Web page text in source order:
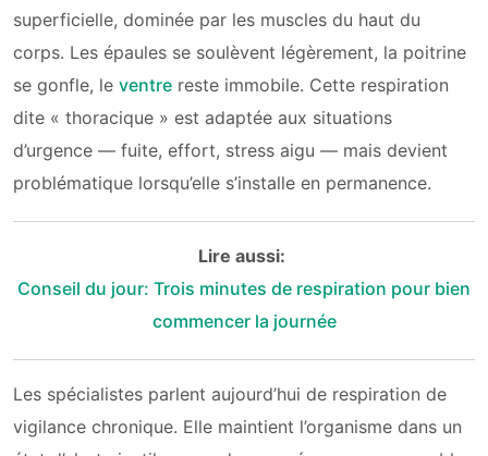
superficielle, dominée par les muscles du haut du
corps. Les épaules se soulèvent légèrement, la poitrine
se gonfle, le ventre reste immobile. Cette respiration
dite « thoracique » est adaptée aux situations
d’urgence — fuite, effort, stress aigu — mais devient
problématique lorsqu’elle s’installe en permanence.
Lire aussi:
Conseil du jour: Trois minutes de respiration pour bien
commencer la journée
Les spécialistes parlent aujourd’hui de respiration de
vigilance chronique. Elle maintient l’organisme dans un